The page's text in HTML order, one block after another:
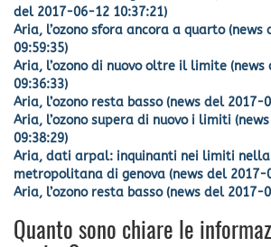
del 2017-06-12 10:37:21)
Aria, l’ozono sfora ancora a quarto
09:59:35)
Aria, l’ozono di nuovo oltre il limite
09:36:33)
Aria, l’ozono resta basso (news del 2017-
Aria, l’ozono supera di nuovo i limiti
09:38:29)
Aria, dati arpal: inquinanti nei limiti
metropolitana di genova (news del 2017-
Aria, l’ozono resta basso (news del 2017-
Quanto sono chiare le